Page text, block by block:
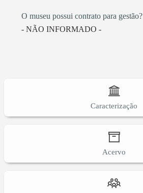
O museu possui contrato para gestão?
- NÃO INFORMADO -
Caracterização
Acervo